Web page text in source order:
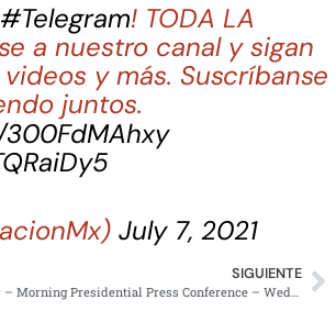
#Telegram! TODA LA
a nuestro canal y sigan
y más. Suscríbanse
juntos.
July 7, 2021
SIGUIENTE